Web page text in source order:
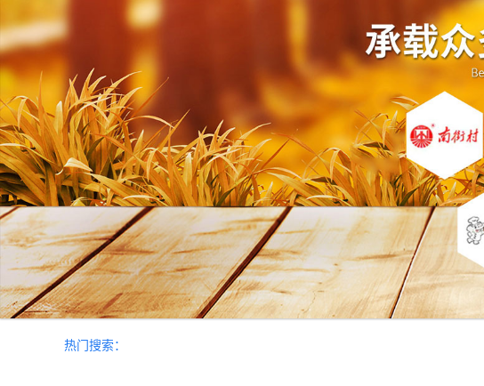
热门搜索：